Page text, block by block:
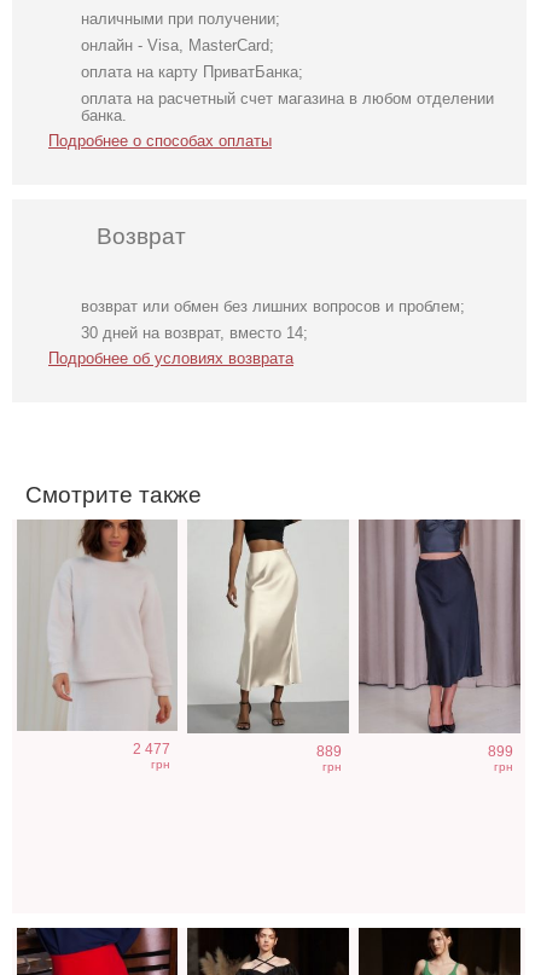
наличными при получении;
онлайн - Visa, MasterCard;
оплата на карту ПриватБанка;
оплата на расчетный счет магазина в любом отделении
банка.
Подробнее о способах оплаты
Возврат
возврат или обмен без лишних вопросов и проблем;
30 дней на возврат, вместо 14;
Подробнее об условиях возврата
Смотрите также
Стильный
теплый костюм с
юбкой молочного
2 477
грн
Летняя юбка
миди бежевая
889
грн
899
грн
Юбка-карандаш
красного цвета
Трендовая
атласная юбка
розового цвета
Трендовая
атласная юбка
желтого цвета